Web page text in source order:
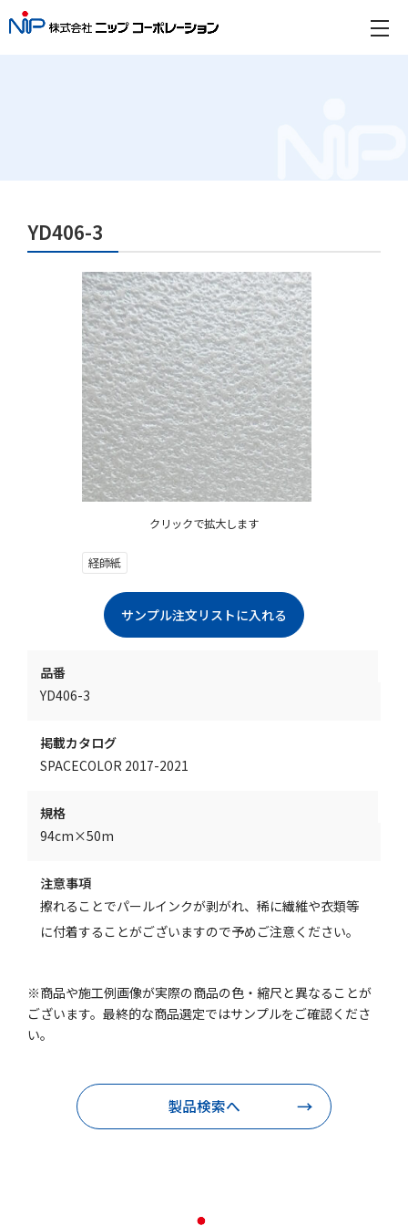
YD406-3
クリックで拡大します
経師紙
品番
YD406-3
掲載カタログ
SPACECOLOR 2017-2021
規格
94cm×50m
注意事項
擦れることでパールインクが剥がれ、稀に繊維や衣類等
に付着することがございますので予めご注意ください。
※商品や施工例画像が実際の商品の色・縮尺と異なることが
ございます。最終的な商品選定ではサンプルをご確認くださ
い。
製品検索へ